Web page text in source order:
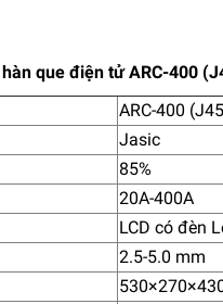
que điện tử ARC-400
ARC-400
Jasic
85%
20A-400A
LCD có đèn
2.5-5.0 mm